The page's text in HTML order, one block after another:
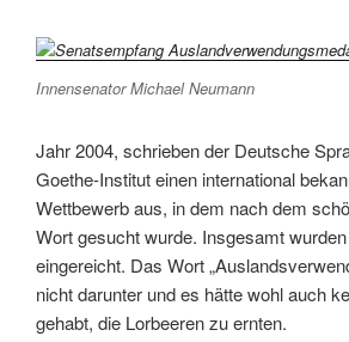
Innensenator Michael Neumann
Jahr 2004, schrieben der Deutsche
Goethe-Institut einen international
Wettbewerb aus, in dem nach dem
Wort gesucht wurde. Insgesamt
eingereicht. Das Wort
nicht darunter und es hätte wohl auch
gehabt, die Lorbeeren zu ernten.